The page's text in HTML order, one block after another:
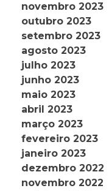
novembro 2023
outubro 2023
setembro 2023
agosto 2023
julho 2023
junho 2023
maio 2023
abril 2023
março 2023
fevereiro 2023
janeiro 2023
dezembro 2022
novembro 2022